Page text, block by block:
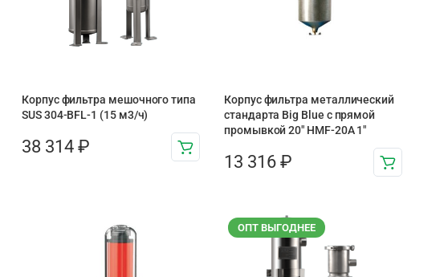
Корпус фильтра мешочного типа
SUS 304-BFL-1 (15 м3/ч)
38 314 ₽
Корпус фильтра металлический
стандарта Big Blue с прямой
промывкой 20″ HMF-20A 1″
13 316 ₽
ОПТ ВЫГОДНЕЕ